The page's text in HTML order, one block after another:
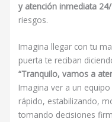
y atención inmediata
riesgos.
Imagina llegar con tu
puerta te reciban
“Tranquilo, vamos a
Imagina ver a un
rápido, estabilizando,
tomando decisiones